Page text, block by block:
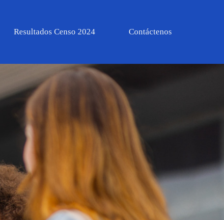
Resultados Censo 2024 Contáctenos